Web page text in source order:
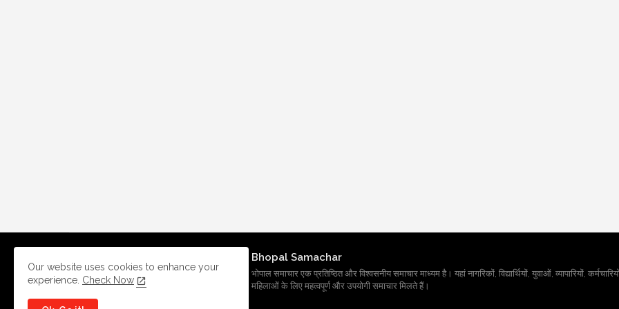
Bhopal Samachar
भोपाल समाचार एक प्रतिष्ठित और विश्वसनीय समाचार माध्यम है। यहां नागरिकों, विद्यार्थियों, युवाओं, व्यापारियों,
महिलाओं के लिए महत्वपूर्ण और उपयोगी समाचार मिलते हैं।
Our website uses cookies to enhance your
experience. Check Now